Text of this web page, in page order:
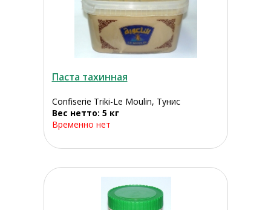
Паста тахинная
Confiserie Triki-Le Moulin, Тунис
Вес нетто: 5 кг
Временно нет